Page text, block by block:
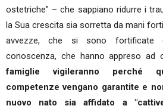
ostetriche" – che sappiano ridurre i
la Sua crescita sia sorretta da mani
avvezze, che si sono fortificate
conoscenza, che hanno appreso ad
famiglie vigileranno perché
competenze vengano garantite e
nuovo nato sia affidato a